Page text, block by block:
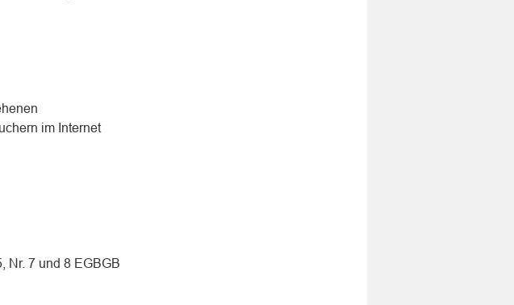
im Internet
Nr. 7 und 8 EGBGB